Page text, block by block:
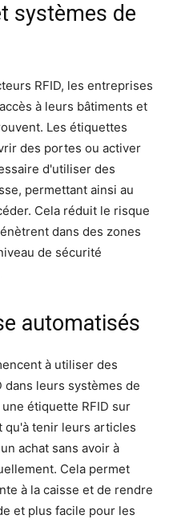
systèmes de
RFID, les entreprises
à leurs bâtiments et
Les étiquettes
des portes ou activer
d'utiliser des
permettant ainsi au
Cela réduit le risque
dans des zones
de sécurité
automatisés
à utiliser des
leurs systèmes de
étiquette RFID sur
qu'à tenir leurs articles
achat sans avoir à
Cela permet
à la caisse et de rendre
et plus facile pour les